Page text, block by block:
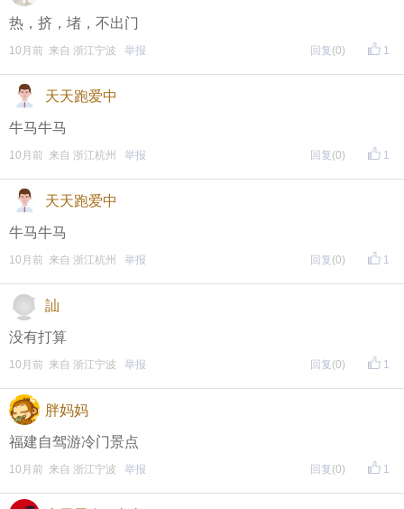
热，挤，堵，不出门
1
10月前 来自 浙江宁波 举报 回复 (0)
天天跑爱中
牛马牛马
1
10月前 来自 浙江杭州 举报 回复 (0)
天天跑爱中
牛马牛马
1
10月前 来自 浙江杭州 举报 回复 (0)
訕
没有打算
1
10月前 来自 浙江宁波 举报 回复 (0)
胖妈妈
福建自驾游冷门景点
1
10月前 来自 浙江宁波 举报 回复 (0)